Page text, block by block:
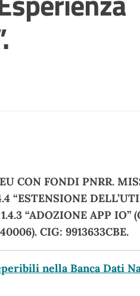
CON FONDI PNRR.
“ESTENSIONE
“ADOZIONE APP IO”
CIG: 9913633CBE.
nella Banca Dati